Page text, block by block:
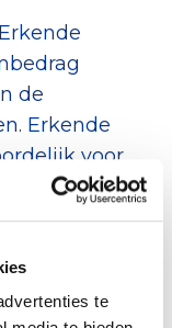
te
de
Erkende
voor
hun
toegelicht
jaarverslag